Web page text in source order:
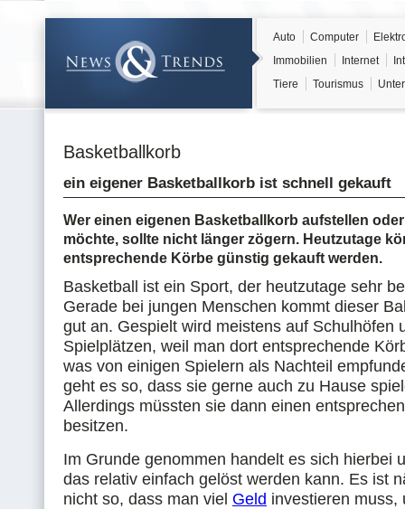
Auto Computer
Immobilien
Internet
Tiere
Tourismus
Basketballkorb
ein eigener Basketballkorb ist schnell gekauft
Wer einen eigenen Basketballkorb aufstellen
möchte, sollte nicht länger zögern. Heutzutage
entsprechende Körbe günstig gekauft werden.
Basketball ist ein Sport, der heutzutage sehr
Gerade bei jungen Menschen kommt dieser
gut an. Gespielt wird meistens auf Schulhöfen
Spielplätzen, weil man dort entsprechende
was von einigen Spielern als Nachteil
geht es so, dass sie gerne auch zu Hause
Allerdings müssten sie dann einen
besitzen.
Im Grunde genommen handelt es sich hierbei
das relativ einfach gelöst werden kann. Es ist
nicht so, dass man viel Geld investieren muss,